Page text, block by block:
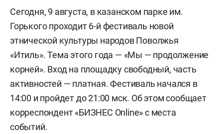
Сегодня, 9 августа, в казанском парке им.
Горького проходит 6-й фестиваль новой
этнической культуры народов Поволжья
«Итиль». Тема этого года — «Мы — продолжение
корней». Вход на площадку свободный, часть
активностей — платная. Фестиваль начался в
14:00 и пройдет до 21:00 мск. Об этом сообщает
корреспондент «БИЗНЕС Online» с места
событий.